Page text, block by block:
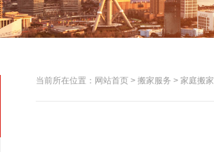
当前所在位置：网站首页 > 搬家服务 > 家庭搬家